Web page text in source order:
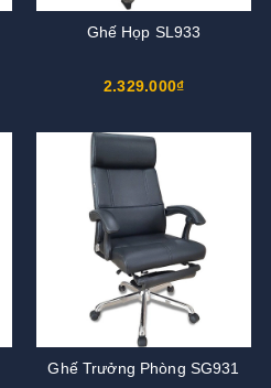
Ghế Họp SL933
2.329.000₫
Ghế Trưởng Phòng SG931